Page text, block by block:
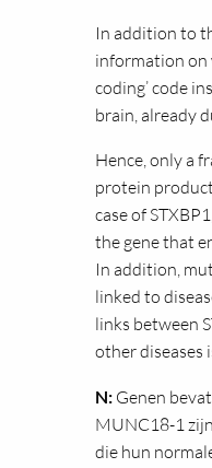
In addition to
information on
coding’ code
brain, already
Hence, only a
protein
case of
the gene that
In addition,
linked to
links between
other diseases
N: Genen
MUNC18-1
die hun